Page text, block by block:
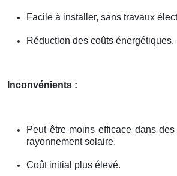
Facile à installer, sans travaux
Réduction des coûts énergétiques.
Inconvénients :
Peut être moins efficace dans
rayonnement solaire.
Coût initial plus élevé.